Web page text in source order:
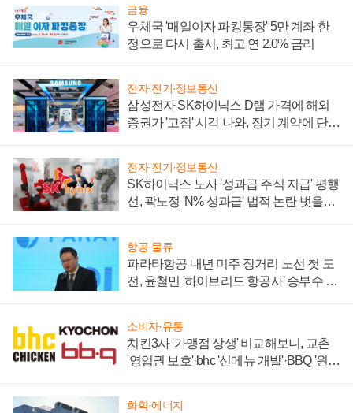
금융
우체국 '매일이자 파킹통장' 5만 계좌 한
정으로 다시 출시, 최고 연 2.0% 금리
전자·전기·정보통신
삼성전자 SK하이닉스 D램 가격에 해외
증권가 '고점' 시각 나와, 장기 계약에 단점
전자·전기·정보통신
SK하이닉스 노사 '성과급 주식 지급' 평행
선, 곽노정 'N% 성과급' 법적 논란 벗을지
항공·물류
파라타항공 내년 미주 장거리 노선 첫 도
전, 윤철민 '하이브리드 항공사' 승부수 통
소비자·유통
치킨3사 '가맹점 상생' 비교해보니, 교촌
'영업권 보호'·bhc '신메뉴 개발'·BBQ '원가
화학·에너지